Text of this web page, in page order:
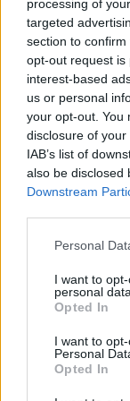
processing of
targeted
section to
opt-out request is
interest-based
us or personal
your opt-out. You
disclosure of
IAB’s list of
also be disclosed
Downstream
Personal
I want to
personal data.
Opted In
I want to
Personal
Opted In
naprzeciw tych,
którzy, upojeni
prawdziwego
bożkami, a
nienawiści i
starcia?
swoim
podczas gdy ich
z powodu
Krzysztofa
do swoich
XVI napisał w
zostaje
słabnąć» (nr 18).